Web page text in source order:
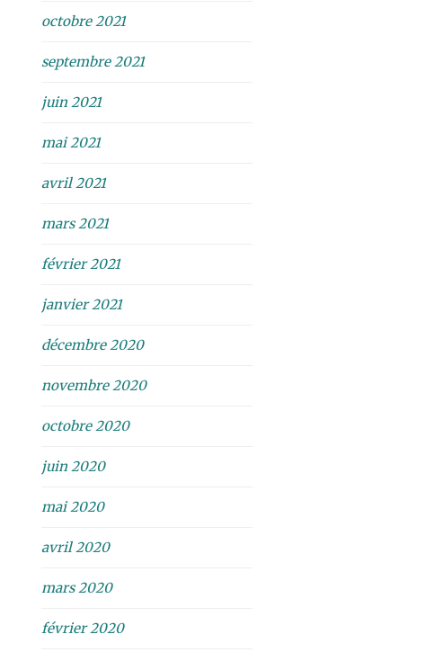
octobre 2021
septembre 2021
juin 2021
mai 2021
avril 2021
mars 2021
février 2021
janvier 2021
décembre 2020
novembre 2020
octobre 2020
juin 2020
mai 2020
avril 2020
mars 2020
février 2020